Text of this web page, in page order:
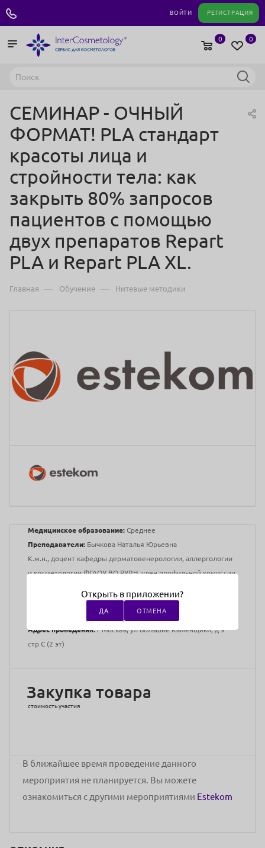
ВОЙТИ РЕГИСТРАЦИЯ
0
0
СЕМИНАР - ОЧНЫЙ
ФОРМАТ! PLA стандарт
красоты лица и
стройности тела: как
закрыть 80% запросов
пациентов с помощью
двух препаратов Repart
PLA и Repart PLA XL.
Главная — Обучение — Нитевые методики
Медицинское образование: Среднее
Преподаватели: Бычкова Наталья Юрьевна
К.м.н., доцент кафедры дерматовенерологии, аллергологии
и косметологии ФГАОУ ВО РУДН, член профильной комиссии
внештатный специалист по косметологии МЗ Удмуртской
Республики, сертифицированный тренер компании Ингал.
Адрес проведения:г Москва, ул Большие Каменщики, д 9
стр С (2 эт)
Закупка товара
стоимость участия
В ближайшее время проведение данного
мероприятия не планируется. Вы можете
ознакомиться с другими мероприятиями Estekom
Открыть в приложении?
ДА ОТМЕНА